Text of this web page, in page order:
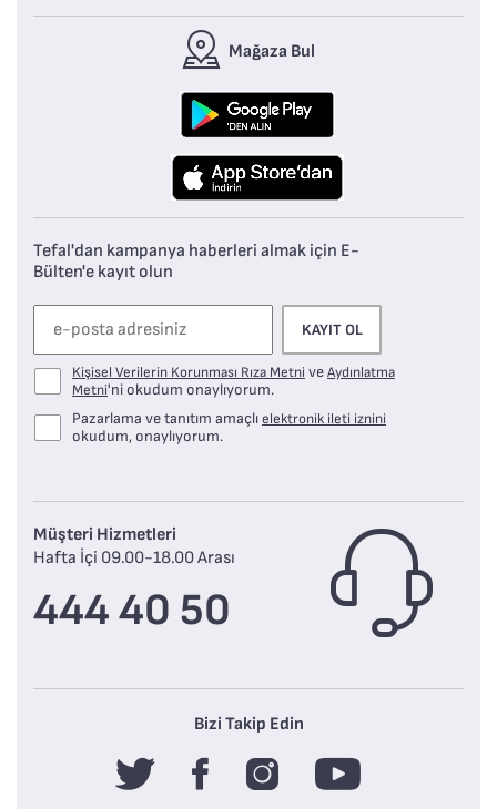
Mağaza Bul
Tefal'dan kampanya haberleri almak için E-
Bülten'e kayıt olun
KAYIT OL
Kişisel Verilerin Korunması Rıza MetniveAydınlatma
Metni'ni okudum onaylıyorum.
Pazarlama ve tanıtım amaçlıelektronik ileti iznini
okudum, onaylıyorum.
Müşteri Hizmetleri
Hafta İçi 09.00-18.00 Arası
444 40 50
Bizi Takip Edin